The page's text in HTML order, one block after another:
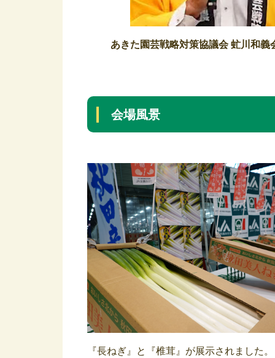
あきた園芸戦略対策協議会 虻川和
会場風景
『長ねぎ』と『椎茸』が展示されました。